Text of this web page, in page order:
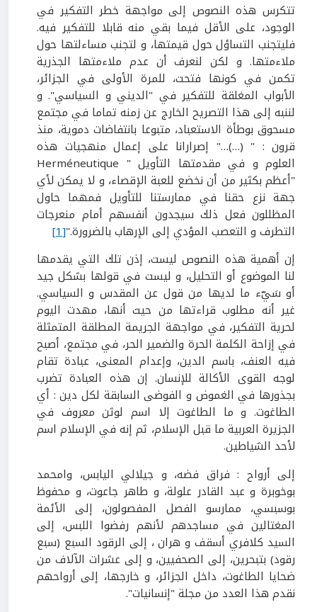
تتكرس هذه النصوص إلى مواجهة خطر التفكير في
الوجود، على الأقل فيما بقي منه قابلا للتفكير فيه.
فليتجنب التساؤل حول قيمتها، و لتجنب مساءلتها حول
ملاءمتها. و لكن لنعرف أن عدم ملاءمتها الجذرية
تكمن في كونها فتحت، للمرة الأولى في الجزائر،
الأبواب المغلقة للتفكير في "الديني و السياسي". و
لننبه إلى هذا التصريح الخارج عن زمنه تماما في مجتمع
مسحوق بوطأة الاستعباد، متبوعا بانتفاضات دموية، منذ
قرون : " (…)…" إصرارانا على إعمال منهجيات هذه
العلوم و في مقدمتها التأويل " Herméneutique
"أعظم بكثير من أن نخضع للعبة الإقصاء، و لا يمكن لأي
جهة نزع حقنا في ممارستنا للتأويل فمهما حاول
المظللون فعل ذلك سيجدون أنفسهم أمام منعرجات
التطرف و التعصب المؤدي إلى الإرهاب بالضرورة."[1]
إن أهمية هذه النصوص ليست، إذن تلك التي يقدمها
لنا الموضوع أو التحليل، و ليست في قولها بشكل جيد
أو سَيّء ما لديها من قول عن المقدس و السياسي.
غير أنه مطلوب قراءتها من حيث أنها، مهدت اليوم
لحرية التفكير، في مواجهة الجريمة المطلقة المتمثلة
في إزاحة الكلمة الحرة والضمير الحر، في مجتمع، أصبح
فيه العنف، باسم الدين، وإعدام المعنى، عبادة تقام
لوجه القوى الأكالة للإنسان. إن هذه العبادة تضرب
بجذورها في الغموض و الفوضى السابقة لكل دين : أي
الطاغوت. و ما الطاغوت إلا اسم لوثن معروف في
الجزيرة العربية ما قبل الإسلام، ثم إنه في الإسلام اسم
لأحد الشياطين.
إلى أرواح : فراق فضه، و جيلالي اليابس، وامحمد
بوخوبرة و عبد القادر علولة، و طاهر جاعوت، و محفوظ
بوسبسي، ممارسو الفصل المفصولون، إلى الأئمة
المغتالين في مساجدهم لأنهم رفضوا اللبس، إلى
السيد كلافري أسقف و هران ، إلى الرقود السبع (سبع
رقود) بتبحرين، إلى الصحفيين، و إلى عشرات الآلاف من
ضحايا الطاغوت، داخل الجزائر، و خارجها، إلى أرواحهم
نقدم هذا العدد من مجلة "إنسانيات".